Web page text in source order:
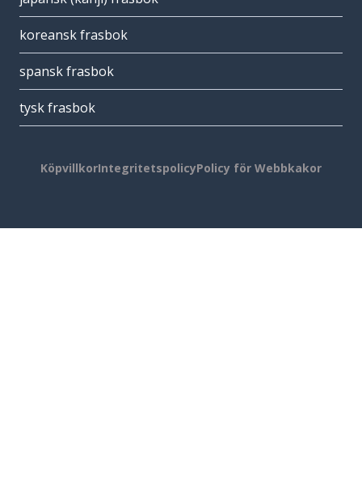
koreansk frasbok
spansk frasbok
tysk frasbok
KöpvillkorIntegritetspolicyPolicy för Webbkakor